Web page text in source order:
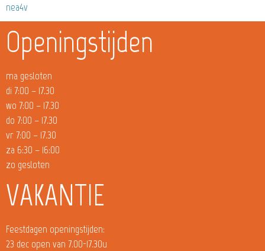
nea4v
Openingstijden
ma gesloten
di 7:00 – 17.30
wo 7:00 – 17.30
do 7:00 – 17.30
vr 7:00 – 17.30
za 6:30 – 16:00
zo gesloten
VAKANTIE
Feestdagen openingstijden:
23 dec open van 7.00-17.30u